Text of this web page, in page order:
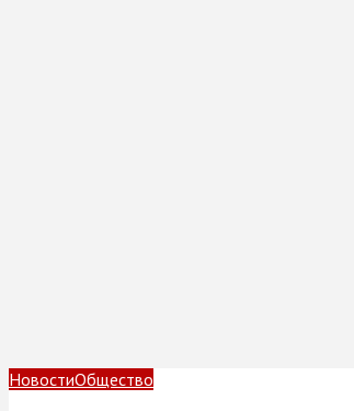
НовостиОбщество